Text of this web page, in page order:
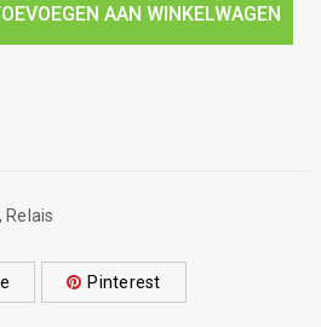
AAN WINKELWAGEN
, Relais
Pinterest